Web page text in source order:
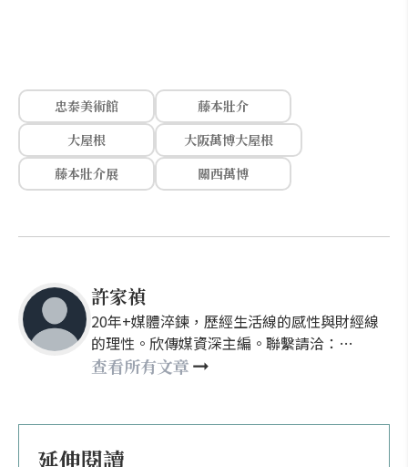
忠泰美術館
藤本壯介
大屋根
大阪萬博大屋根
藤本壯介展
關西萬博
許家禎
20年+媒體淬鍊，歷經生活線的感性與財經線
的理性。欣傳媒資深主編。聯繫請洽：
nellyhsu@xinmedia.com
查看所有文章
延伸閱讀